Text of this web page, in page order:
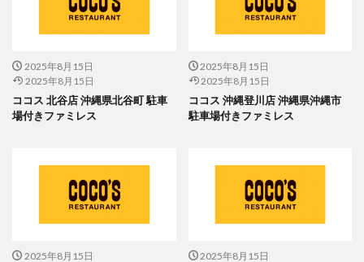
2025年8月15日
2025年8月15日
ココス 北谷店 沖縄県北谷町 駐車
場付きファミレス
2025年8月15日
2025年8月15日
ココス 沖縄登川店 沖縄県沖縄市
駐車場付きファミレス
2025年8月15日
2025年8月15日